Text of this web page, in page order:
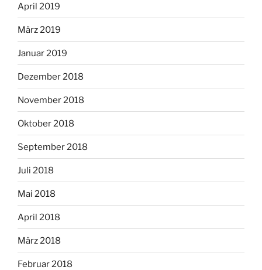
April 2019
März 2019
Januar 2019
Dezember 2018
November 2018
Oktober 2018
September 2018
Juli 2018
Mai 2018
April 2018
März 2018
Februar 2018